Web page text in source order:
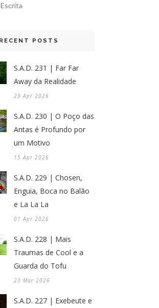
RECENT POSTS
S.A.D. 231 | Far Far
Away da Realidade
29 Apr 2026
S.A.D. 230 | O Poço das
Antas é Profundo por
um Motivo
15 Apr 2026
S.A.D. 229 | Chosen,
Enguia, Boca no Balão
e La La La
01 Apr 2026
S.A.D. 228 | Mais
Traumas de Cool e a
Guarda do Tofu
23 Mar 2026
S.A.D. 227 | Exebeute e